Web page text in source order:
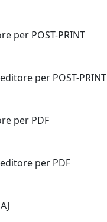
per POST-PRINT
per POST-PRINT
per PDF
per PDF